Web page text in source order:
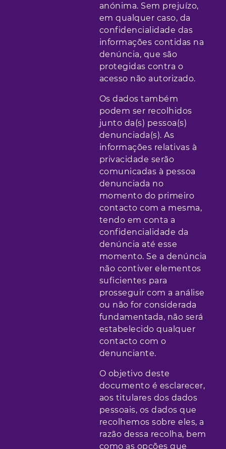
anónima. Sem prejuízo,
em qualquer caso, da
confidencialidade das
informações contidas na
denúncia, que são
protegidas contra o
acesso não autorizado.
Os dados também
podem ser recolhidos
junto da(s) pessoa(s)
denunciada(s). As
informações relativas à
privacidade serão
comunicadas à pessoa
denunciada no
momento do primeiro
contacto com a mesma,
tendo em conta a
confidencialidade da
denúncia até esse
momento. Se a denúncia
não contiver elementos
suficientes para
prosseguir com a análise
ou não for considerada
fundamentada, não será
estabelecido qualquer
contacto com o
denunciante.
O objetivo deste
documento é esclarecer,
aos titulares dos dados
pessoais, os dados que
recolhemos sobre eles, a
razão dessa recolha, bem
como as opções que